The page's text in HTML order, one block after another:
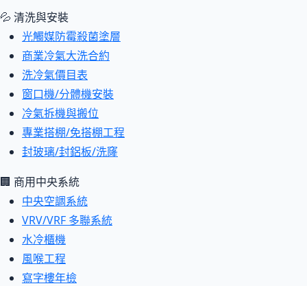
💦 清洗與安裝
光觸媒防霉殺菌塗層
商業冷氣大洗合約
洗冷氣價目表
窗口機/分體機安裝
冷氣拆機與搬位
專業搭棚/免搭棚工程
封玻璃/封鋁板/洗窿
🏢 商用中央系統
中央空調系統
VRV/VRF 多聯系統
水冷櫃機
風喉工程
寫字樓年檢